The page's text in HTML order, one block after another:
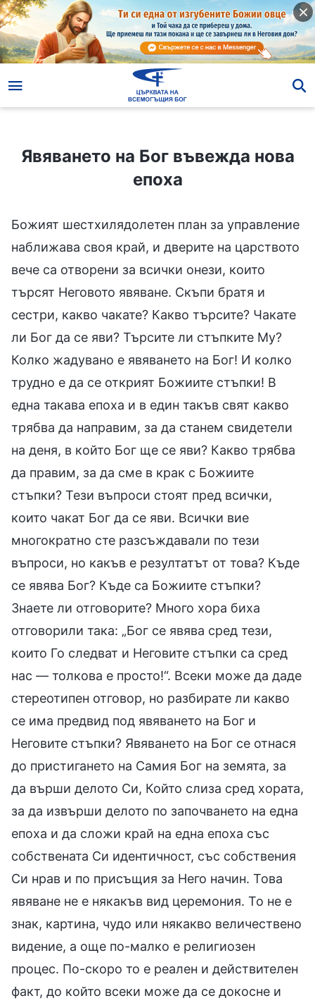
Явяването на Бог въвежда нова епоха
Явяването на Бог въвежда нова
епоха
Божият шестхилядолетен план за управление
наближава своя край, и дверите на царството
вече са отворени за всички онези, които
търсят Неговото явяване. Скъпи братя и
сестри, какво чакате? Какво търсите? Чакате
ли Бог да се яви? Търсите ли стъпките Му?
Колко жадувано е явяването на Бог! И колко
трудно е да се открият Божиите стъпки! В
една такава епоха и в един такъв свят какво
трябва да направим, за да станем свидетели
на деня, в който Бог ще се яви? Какво трябва
да правим, за да сме в крак с Божиите
стъпки? Тези въпроси стоят пред всички,
които чакат Бог да се яви. Всички вие
многократно сте разсъждавали по тези
въпроси, но какъв е резултатът от това? Къде
се явява Бог? Къде са Божиите стъпки?
Знаете ли отговорите? Много хора биха
отговорили така: „Бог се явява сред тези,
които Го следват и Неговите стъпки са сред
нас — толкова е просто!“. Всеки може да даде
стереотипен отговор, но разбирате ли какво
се има предвид под явяването на Бог и
Неговите стъпки? Явяването на Бог се отнася
до пристигането на Самия Бог на земята, за
да върши делото Си, Който слиза сред хората,
за да извърши делото по започването на една
епоха и да сложи край на една епоха със
собствената Си идентичност, със собствения
Си нрав и по присъщия за Него начин. Това
явяване не е някакъв вид церемония. То не е
знак, картина, чудо или някакво величествено
видение, а още по-малко е религиозен
процес. По-скоро то е реален и действителен
факт, до който всеки може да се докосне и